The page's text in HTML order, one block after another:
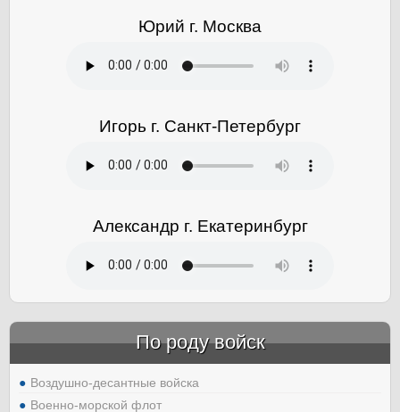
Юрий г. Москва
Игорь г. Санкт-Петербург
Александр г. Екатеринбург
По роду войск
Воздушно-десантные войска
Военно-морской флот